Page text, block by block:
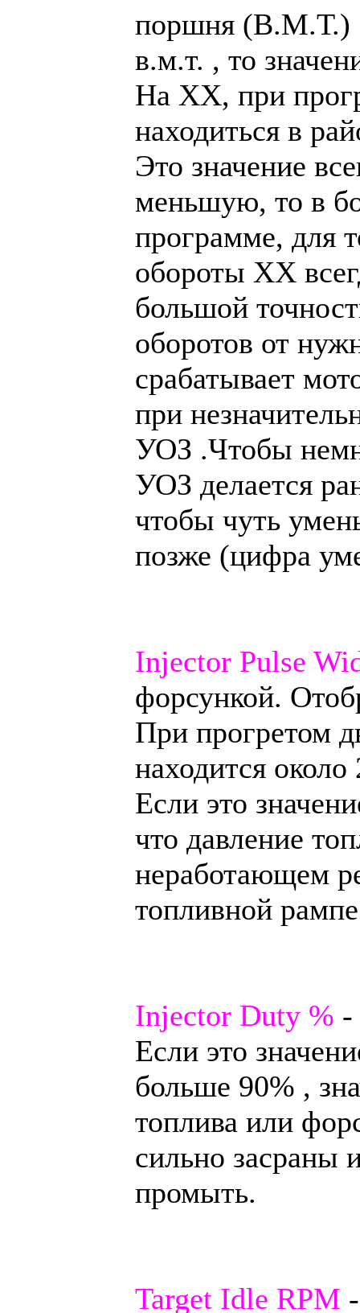
поршня (В.М.Т.)
в.м.т. , то
На ХХ, при
находиться в
Это значение
меньшую, то в
программе, для
обороты ХХ
большой
оборотов от
срабатывает
при
УОЗ .Чтобы
УОЗ делается
чтобы чуть
позже (цифра
Injector Pulse
форсункой.
При прогретом
находится около
Если это
что давление
неработающем
топливной
Injector Duty % -
Если это
больше 90% ,
топлива или
сильно засраны
промыть.
Target Idle RPM